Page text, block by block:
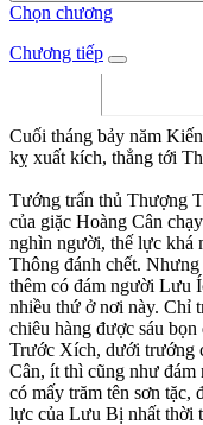
Chọn chương
Chương tiếp
Cuối tháng bảy năm
kỵ xuất kích, thẳng tới
Tướng trấn thủ Thượng
của giặc Hoàng Cân
nghìn người, thế lực khá
Thông đánh chết.
thêm có đám người Lưu
nhiều thứ ở nơi này. Chỉ
chiêu hàng được sáu
Trước Xích, dưới trướng
Cân, ít thì cũng như
có mấy trăm tên sơn tặc,
lực của Lưu Bị nhất thời